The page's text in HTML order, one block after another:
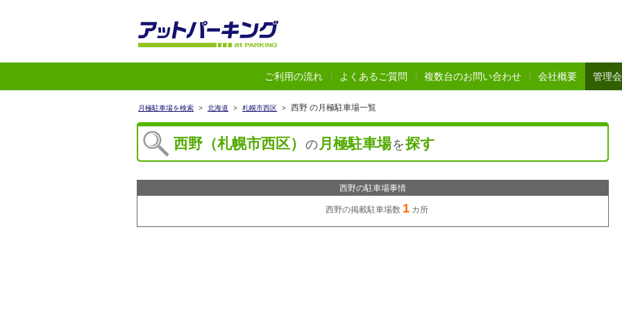
ご利用の流れ よくあるご質問 複数台のお問い合わせ 会社概要 管理
月極駐車場を検索 > 北海道 > 札幌市西区 > 西野 の月極駐車場一覧
西野（札幌市西区） の 月極駐車場を探す
西野の駐車場事情
西野の掲載駐車場数 1 カ所